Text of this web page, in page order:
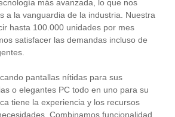
más avanzada, lo que nos
a la vanguardia de la industria. Nuestra
hasta 100.000 unidades por mes
satisfacer las demandas incluso de
pantallas nítidas para sus
o elegantes PC todo en uno para su
tiene la experiencia y los recursos
Combinamos funcionalidad